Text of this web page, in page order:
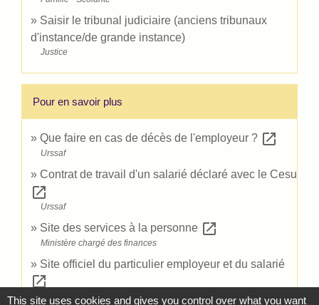
Saisir le tribunal judiciaire (anciens tribunaux
d'instance/de grande instance)
Justice
Pour en savoir plus
Que faire en cas de décès de l'employeur ? open_in_new
Urssaf
Contrat de travail d'un salarié déclaré avec le Cesu
open_in_new
Urssaf
Site des services à la personne open_in_new
Ministère chargé des finances
Site officiel du particulier employeur et du salarié
open_in_new
Urssaf Caisse nationale (ex-Acoss)
This site uses cookies and gives you control over what you want